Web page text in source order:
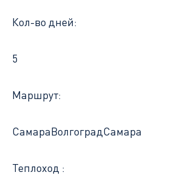
Кол-во дней:
5
Маршрут:
СамараВолгоградСамара
Теплоход :